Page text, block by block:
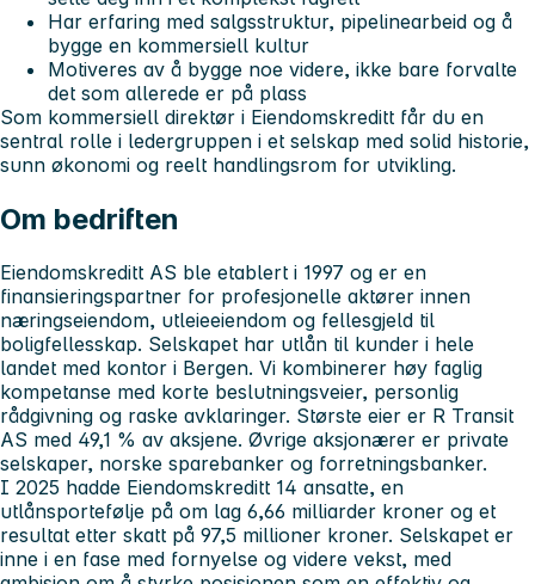
Har erfaring med salgsstruktur, pipelinearbeid og å
bygge en kommersiell kultur
Motiveres av å bygge noe videre, ikke bare forvalte
det som allerede er på plass
Som kommersiell direktør i Eiendomskreditt får du en
sentral rolle i ledergruppen i et selskap med solid historie,
sunn økonomi og reelt handlingsrom for utvikling.
Om bedriften
Eiendomskreditt AS ble etablert i 1997 og er en
finansieringspartner for profesjonelle aktører innen
næringseiendom, utleieeiendom og fellesgjeld til
boligfellesskap. Selskapet har utlån til kunder i hele
landet med kontor i Bergen. Vi kombinerer høy faglig
kompetanse med korte beslutningsveier, personlig
rådgivning og raske avklaringer. Største eier er R Transit
AS med 49,1 % av aksjene. Øvrige aksjonærer er private
selskaper, norske sparebanker og forretningsbanker.
I 2025 hadde Eiendomskreditt 14 ansatte, en
utlånsportefølje på om lag 6,66 milliarder kroner og et
resultat etter skatt på 97,5 millioner kroner. Selskapet er
inne i en fase med fornyelse og videre vekst, med